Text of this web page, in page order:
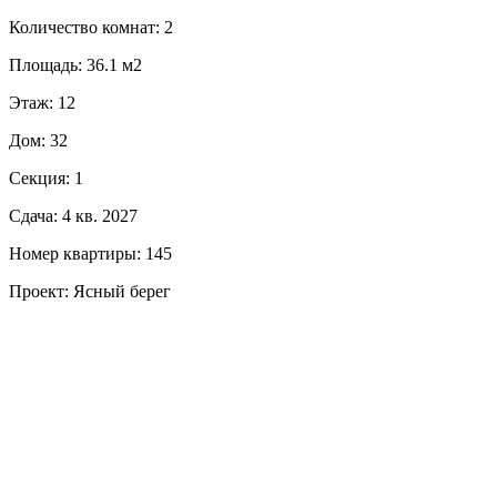
Количество комнат: 2
Площадь: 36.1 м2
Этаж: 12
Дом: 32
Секция: 1
Сдача: 4 кв. 2027
Номер квартиры: 145
Проект: Ясный берег